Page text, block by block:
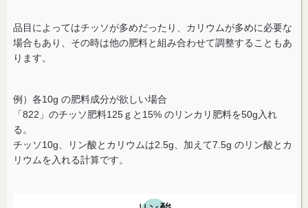
品目によってはチッソが多めだったり、カリウムが多めに必要な
場合もあり、その時は他の肥料と組み合わせて調整することもあ
ります。
例）各10g の肥料成分が欲しい場合
「822」のチッソ肥料125ｇと15% のリンカリ肥料を50g入れ
る。
チッソ10g、リン酸とカリウムは2.5g、加えて7.5g のリン酸とカ
リウムを入れる計算です。